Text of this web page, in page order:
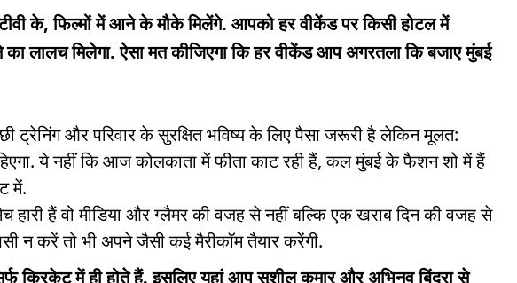
के, फिल्मों में आने के मौके मिलेंगे. आपको हर वीकेंड पर किसी होटल में
लालच मिलेगा. ऐसा मत कीजिएगा कि हर वीकेंड आप अगरतला कि बजाए मुंबई
ट्रेनिंग और परिवार के सुरक्षित भविष्य के लिए पैसा जरूरी है लेकिन मूलत:
ये नहीं कि आज कोलकाता में फीता काट रही हैं, कल मुंबई के फैशन शो में हैं
में.
हारी हैं वो मीडिया और ग्लैमर की वजह से नहीं बल्कि एक खराब दिन की वजह से
न करें तो भी अपने जैसी कई मैरीकॉम तैयार करेंगी.
क्रिकेट में ही होते हैं. इसलिए यहां आप सुशील कुमार और अभिनव बिंद्रा से